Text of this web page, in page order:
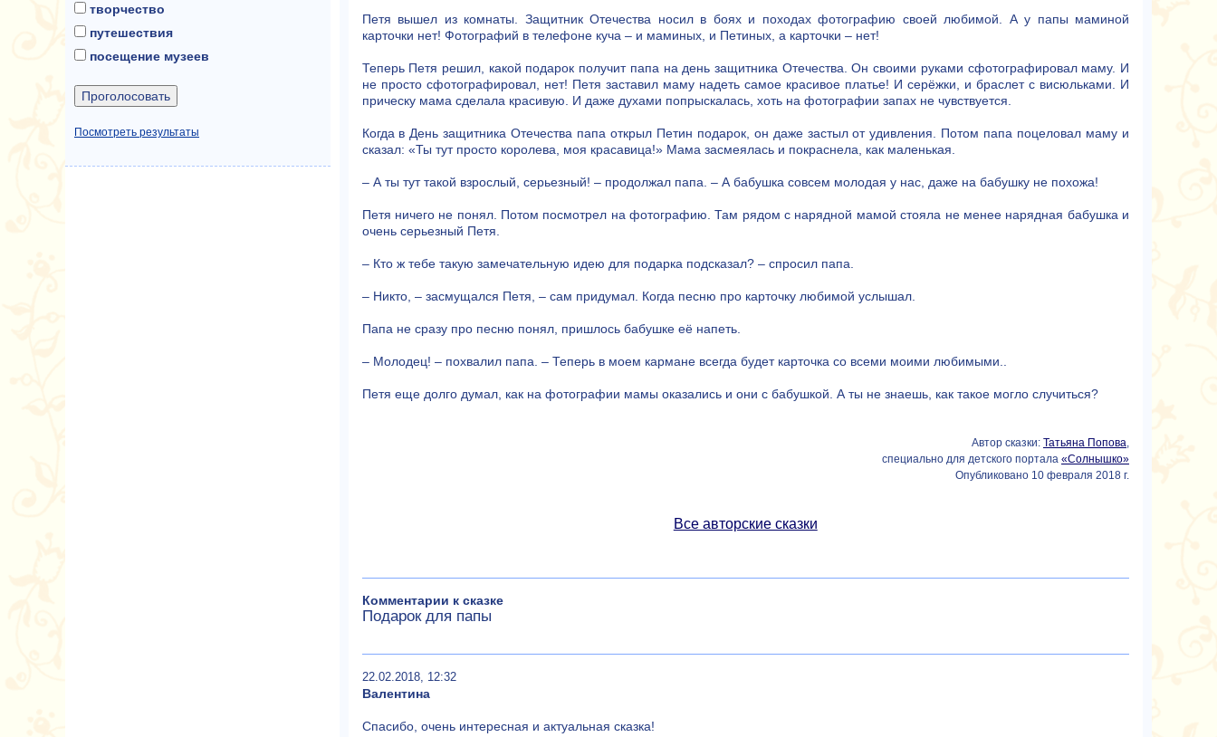
Петя вышел из комнаты. Защитник Отечества носил в боях и походах фотографию своей любимой. А у папы маминой
карточки нет! Фотографий в телефоне куча – и маминых, и Петиных, а карточки – нет!
Теперь Петя решил, какой подарок получит папа на день защитника Отечества. Он своими руками сфотографировал маму. И
не просто сфотографировал, нет! Петя заставил маму надеть самое красивое платье! И серёжки, и браслет с висюльками. И
прическу мама сделала красивую. И даже духами попрыскалась, хоть на фотографии запах не чувствуется.
Когда в День защитника Отечества папа открыл Петин подарок, он даже застыл от удивления. Потом папа поцеловал маму и
сказал: «Ты тут просто королева, моя красавица!» Мама засмеялась и покраснела, как маленькая.
– А ты тут такой взрослый, серьезный! – продолжал папа. – А бабушка совсем молодая у нас, даже на бабушку не похожа!
Петя ничего не понял. Потом посмотрел на фотографию. Там рядом с нарядной мамой стояла не менее нарядная бабушка и
очень серьезный Петя.
– Кто ж тебе такую замечательную идею для подарка подсказал? – спросил папа.
– Никто, – засмущался Петя, – сам придумал. Когда песню про карточку любимой услышал.
Папа не сразу про песню понял, пришлось бабушке её напеть.
– Молодец! – похвалил папа. – Теперь в моем кармане всегда будет карточка со всеми моими любимыми..
Петя еще долго думал, как на фотографии мамы оказались и они с бабушкой. А ты не знаешь, как такое могло случиться?
Автор сказки: Татьяна Попова,
специально для детского портала «Солнышко»
Опубликовано 10 февраля 2018 г.
Все авторские сказки
Комментарии к сказке
Подарок для папы
22.02.2018, 12:32
Валентина
Спасибо, очень интересная и актуальная сказка!
творчество
путешествия
посещение музеев
Посмотреть результаты